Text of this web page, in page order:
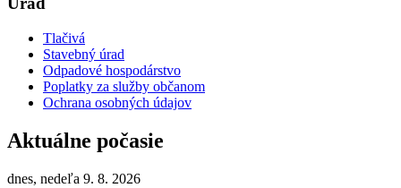
Tlačivá
Stavebný úrad
Odpadové hospodárstvo
Poplatky za služby občanom
Ochrana osobných údajov
Aktuálne počasie
dnes, nedeľa 9. 8. 2026